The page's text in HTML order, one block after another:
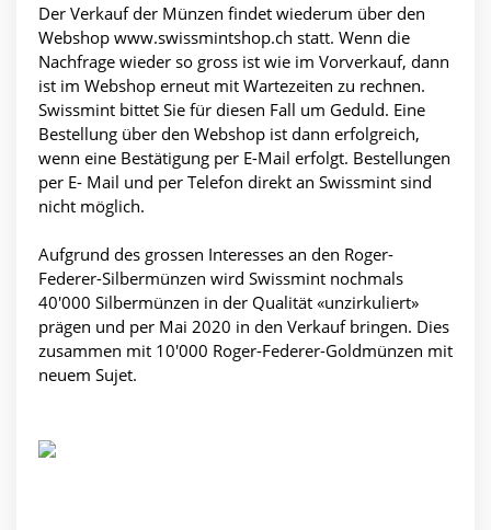
Der Verkauf der Münzen findet wiederum über den
Webshop www.swissmintshop.ch statt. Wenn die
Nachfrage wieder so gross ist wie im Vorverkauf, dann
ist im Webshop erneut mit Wartezeiten zu rechnen.
Swissmint bittet Sie für diesen Fall um Geduld. Eine
Bestellung über den Webshop ist dann erfolgreich,
wenn eine Bestätigung per E-Mail erfolgt. Bestellungen
per E- Mail und per Telefon direkt an Swissmint sind
nicht möglich.
Aufgrund des grossen Interesses an den Roger-
Federer-Silbermünzen wird Swissmint nochmals
40'000 Silbermünzen in der Qualität «unzirkuliert»
prägen und per Mai 2020 in den Verkauf bringen. Dies
zusammen mit 10'000 Roger-Federer-Goldmünzen mit
neuem Sujet.